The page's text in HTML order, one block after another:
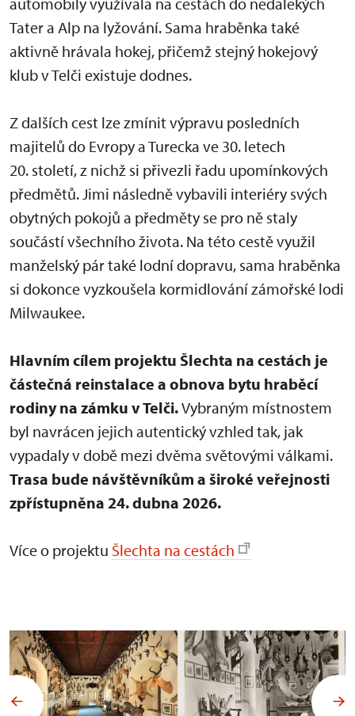
Tater a Alp na lyžování. Sama hraběnka také
aktivně hrávala hokej, přičemž stejný hokejový
klub v Telči existuje dodnes.
Z dalších cest lze zmínit výpravu posledních
majitelů do Evropy a Turecka ve 30. letech
20. století, z nichž si přivezli řadu upomínkových
předmětů. Jimi následně vybavili interiéry svých
obytných pokojů a předměty se pro ně staly
součástí všechního života. Na této cestě využil
manželský pár také lodní dopravu, sama hraběnka
si dokonce vyzkoušela kormidlování zámořské lodi
Milwaukee.
Hlavním cílem projektu Šlechta na cestách je
částečná reinstalace a obnova bytu hraběcí
rodiny na zámku v Telči.Vybraným místnostem
byl navrácen jejich autentický vzhled tak, jak
vypadaly v době mezi dvěma světovými válkami.
Trasa bude návštěvníkům a široké veřejnosti
zpřístupněna 24. dubna 2026.
Více o projektu Šlechta na cestách